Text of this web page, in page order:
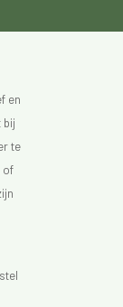
en
bij
te
of